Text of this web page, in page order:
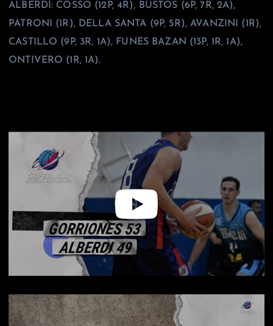
ALBERDI: COSSO (12P, 4R), BUSTOS (6P, 7R, 2A),
PATRONI (1R), DELLA SANTA (9P, 5R), AVANZINI (1R),
CASTILLO (9P, 3R, 1A), FUNES BAZAN (13P, 1R, 1A),
ONTIVERO (1R, 1A).